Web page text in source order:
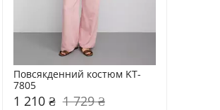
Повсякденний костюм KT-
7805
1 210 ₴ 1 729 ₴